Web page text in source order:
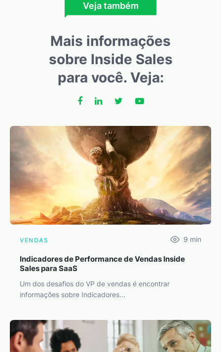
Veja também
Mais informações
sobre Inside Sales
para você. Veja:
VENDAS 9 min
Indicadores de Performance de Vendas Inside
Sales para SaaS
Um dos desafios do VP de vendas é encontrar
informações sobre Indicadores...